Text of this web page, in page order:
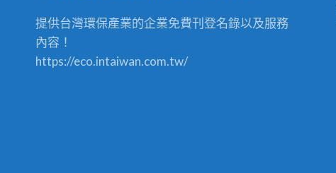
提供台灣環保產業的企業免費刊登名錄以及服務
內容！
https://eco.intaiwan.com.tw/